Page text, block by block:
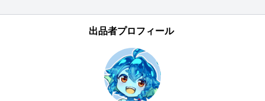
出品者プロフィール